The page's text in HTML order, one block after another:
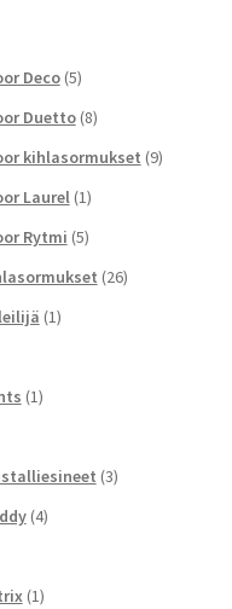
Deco (5)
Duetto (8)
kihlasormukset (9)
Laurel (1)
Rytmi (5)
(26)
(1)
(1)
(3)
(4)
(1)